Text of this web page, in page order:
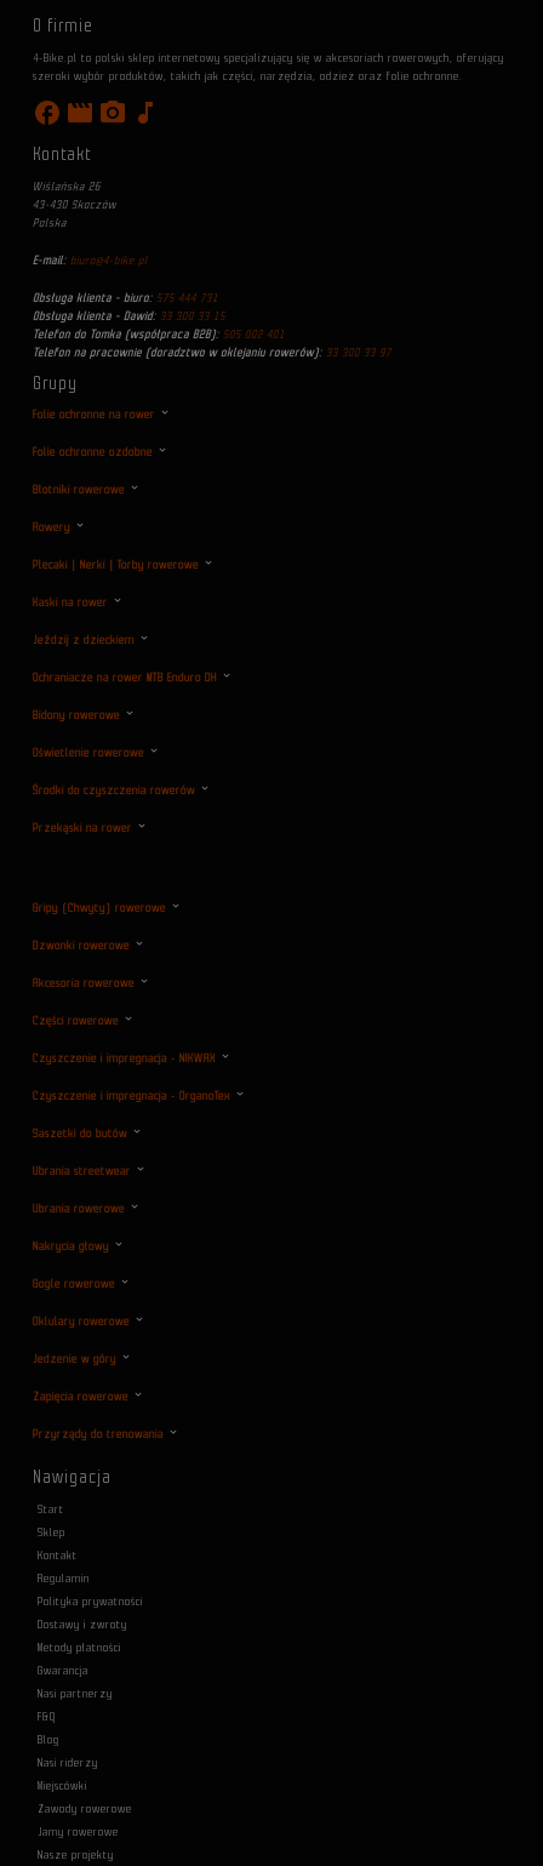
O firmie
4-Bike.pl to polski sklep internetowy specjalizujący się w akcesoriach rowerowych, oferujący
szeroki wybór produktów, takich jak części, narzędzia, odzież oraz folie ochronne.
facebook movie photo_camera music_note
Kontakt
Wiślańska 26
43-430 Skoczów
Polska
E-mail: biuro@4-bike.pl
Obsługa klienta - biuro: 575 444 731
Obsługa klienta - Dawid: 33 300 33 15
Telefon do Tomka (współpraca B2B): 505 002 401
Telefon na pracownie (doradztwo w oklejaniu rowerów): 33 300 33 97
Grupy
Folie ochronne na rower
Folie ochronne ozdobne
Błotniki rowerowe
Rowery
Plecaki | Nerki | Torby rowerowe
Kaski na rower
Jeździj z dzieckiem
Ochraniacze na rower MTB Enduro DH
Bidony rowerowe
Oświetlenie rowerowe
Środki do czyszczenia rowerów
Przekąski na rower
Gripy (Chwyty) rowerowe
Dzwonki rowerowe
Akcesoria rowerowe
Części rowerowe
Czyszczenie i impregnacja - NIKWAX
Czyszczenie i impregnacja - OrganoTex
Saszetki do butów
Ubrania streetwear
Ubrania rowerowe
Nakrycia głowy
Gogle rowerowe
Oklulary rowerowe
Jedzenie w góry
Zapięcia rowerowe
Przyrządy do trenowania
Nawigacja
Start
Sklep
Kontakt
Regulamin
Polityka prywatności
Dostawy i zwroty
Metody płatności
Gwarancja
Nasi partnerzy
F&Q
Blog
Nasi riderzy
Miejscówki
Zawody rowerowe
Jamy rowerowe
Nasze projekty